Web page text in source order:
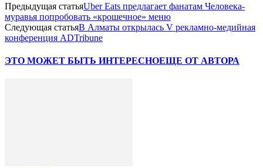
Предыдущая статьяUber Eats предлагает фанатам Человека-
муравья попробовать «крошечное» меню
Следующая статьяВ Алматы открылась V рекламно-медийная
конференция ADTribunе
ЭТО МОЖЕТ БЫТЬ ИНТЕРЕСНОЕЩЕ ОТ АВТОРА